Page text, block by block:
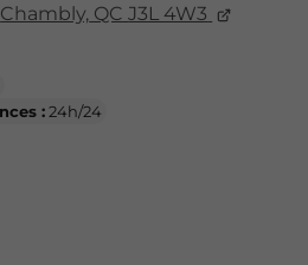
Chambly, QCJ3L 4W3
:24h/24